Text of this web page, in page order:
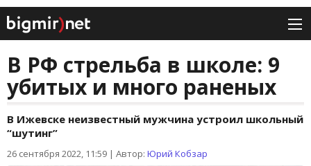
В РФ стрельба в школе: 9
убитых и много раненых
В Ижевске неизвестный мужчина устроил школьный
“шутинг”
26 сентября 2022, 11:59 | Автор: Юрий Кобзар